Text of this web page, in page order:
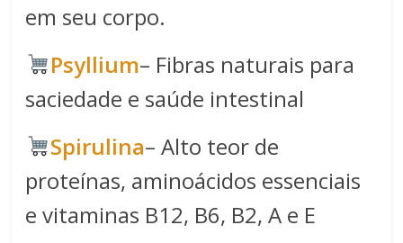
em seu corpo.
Psyllium– Fibras naturais para
saciedade e saúde intestinal
Spirulina​– Alto teor de
proteínas, aminoácidos essenciais
e vitaminas B12, B6, B2, A e E